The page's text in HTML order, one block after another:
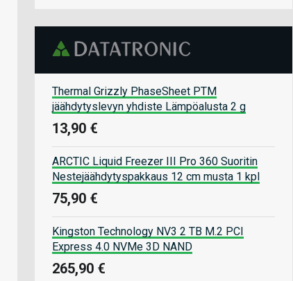
Thermal Grizzly PhaseSheet PTM
jäähdytyslevyn yhdiste Lämpöalusta 2 g
13,90 €
ARCTIC Liquid Freezer III Pro 360 Suoritin
Nestejäähdytyspakkaus 12 cm musta 1 kpl
75,90 €
Kingston Technology NV3 2 TB M.2 PCI
Express 4.0 NVMe 3D NAND
265,90 €